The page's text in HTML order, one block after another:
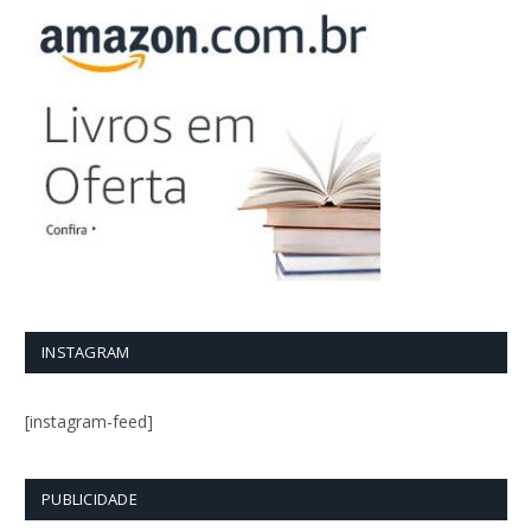
INSTAGRAM
[instagram-feed]
PUBLICIDADE